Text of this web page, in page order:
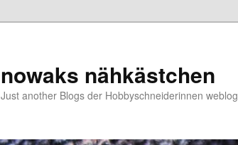
nowaks nähkästchen
Just another Blogs der Hobbyschneiderinnen weblog